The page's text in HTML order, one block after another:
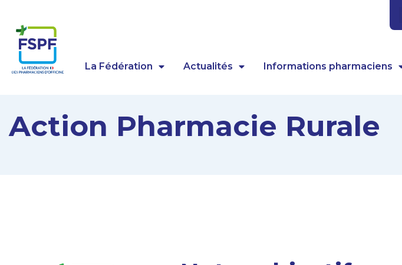
La Fédération Actualités Informations pharmaciens
Action Pharmacie Rurale